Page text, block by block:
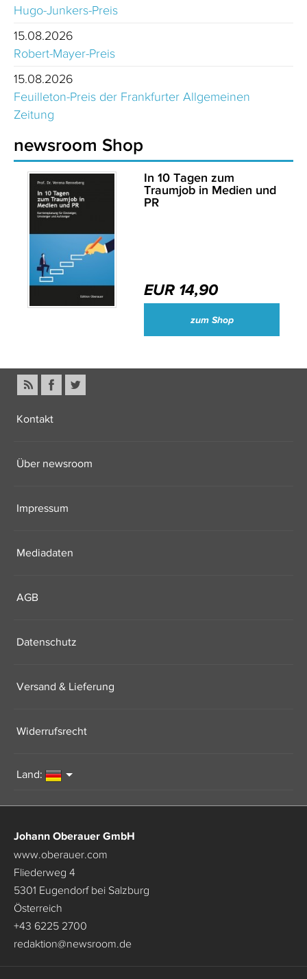
Hugo-Junkers-Preis
15.08.2026
Robert-Mayer-Preis
15.08.2026
Feuilleton-Preis der Frankfurter Allgemeinen
Zeitung
newsroom Shop
In 10 Tagen zum
Traumjob in Medien und
PR
EUR 14,90
zum Shop
Kontakt
Über newsroom
Impressum
Mediadaten
AGB
Datenschutz
Versand & Lieferung
Widerrufsrecht
Land:
Johann Oberauer GmbH
www.oberauer.com
Fliederweg 4
5301 Eugendorf bei Salzburg
Österreich
+43 6225 2700
redaktion@newsroom.de